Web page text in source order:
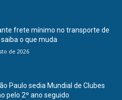
frete mínimo no transporte de
o que muda
de 2026
Paulo sedia Mundial de Clubes
pelo 2º ano seguido